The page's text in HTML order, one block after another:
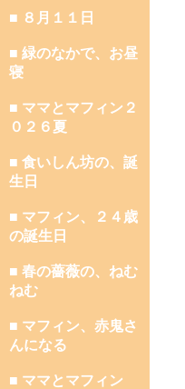
■ ８月１１日
■ 緑のなかで、お昼
寝
■ ママとマフィン２
０２６夏
■ 食いしん坊の、誕
生日
■ マフィン、２４歳
の誕生日
■ 春の薔薇の、ねむ
ねむ
■ マフィン、赤鬼さ
んになる
■ ママとマフィン